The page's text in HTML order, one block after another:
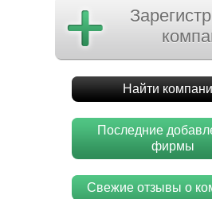
Найти
Последние
фирмы
Свежие отзывы о